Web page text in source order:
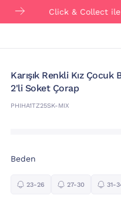
Click & Collect ile
Karışık Renkli Kız
2'li Soket Çorap
PHIHA1TZ25SK-MIX
Beden
23-26 27-30 31-